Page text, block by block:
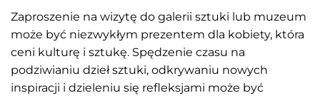
Zaproszenie na wizytę do galerii sztuki lub muzeum
może być niezwykłym prezentem dla kobiety, która
ceni kulturę i sztukę. Spędzenie czasu na
podziwianiu dzieł sztuki, odkrywaniu nowych
inspiracji i dzieleniu się refleksjami może być